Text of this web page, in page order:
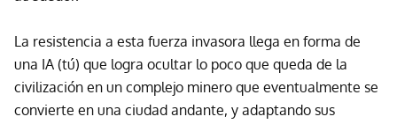
La resistencia a esta fuerza invasora llega en forma de
una IA (tú) que logra ocultar lo poco que queda de la
civilización en un complejo minero que eventualmente se
convierte en una ciudad andante, y adaptando sus